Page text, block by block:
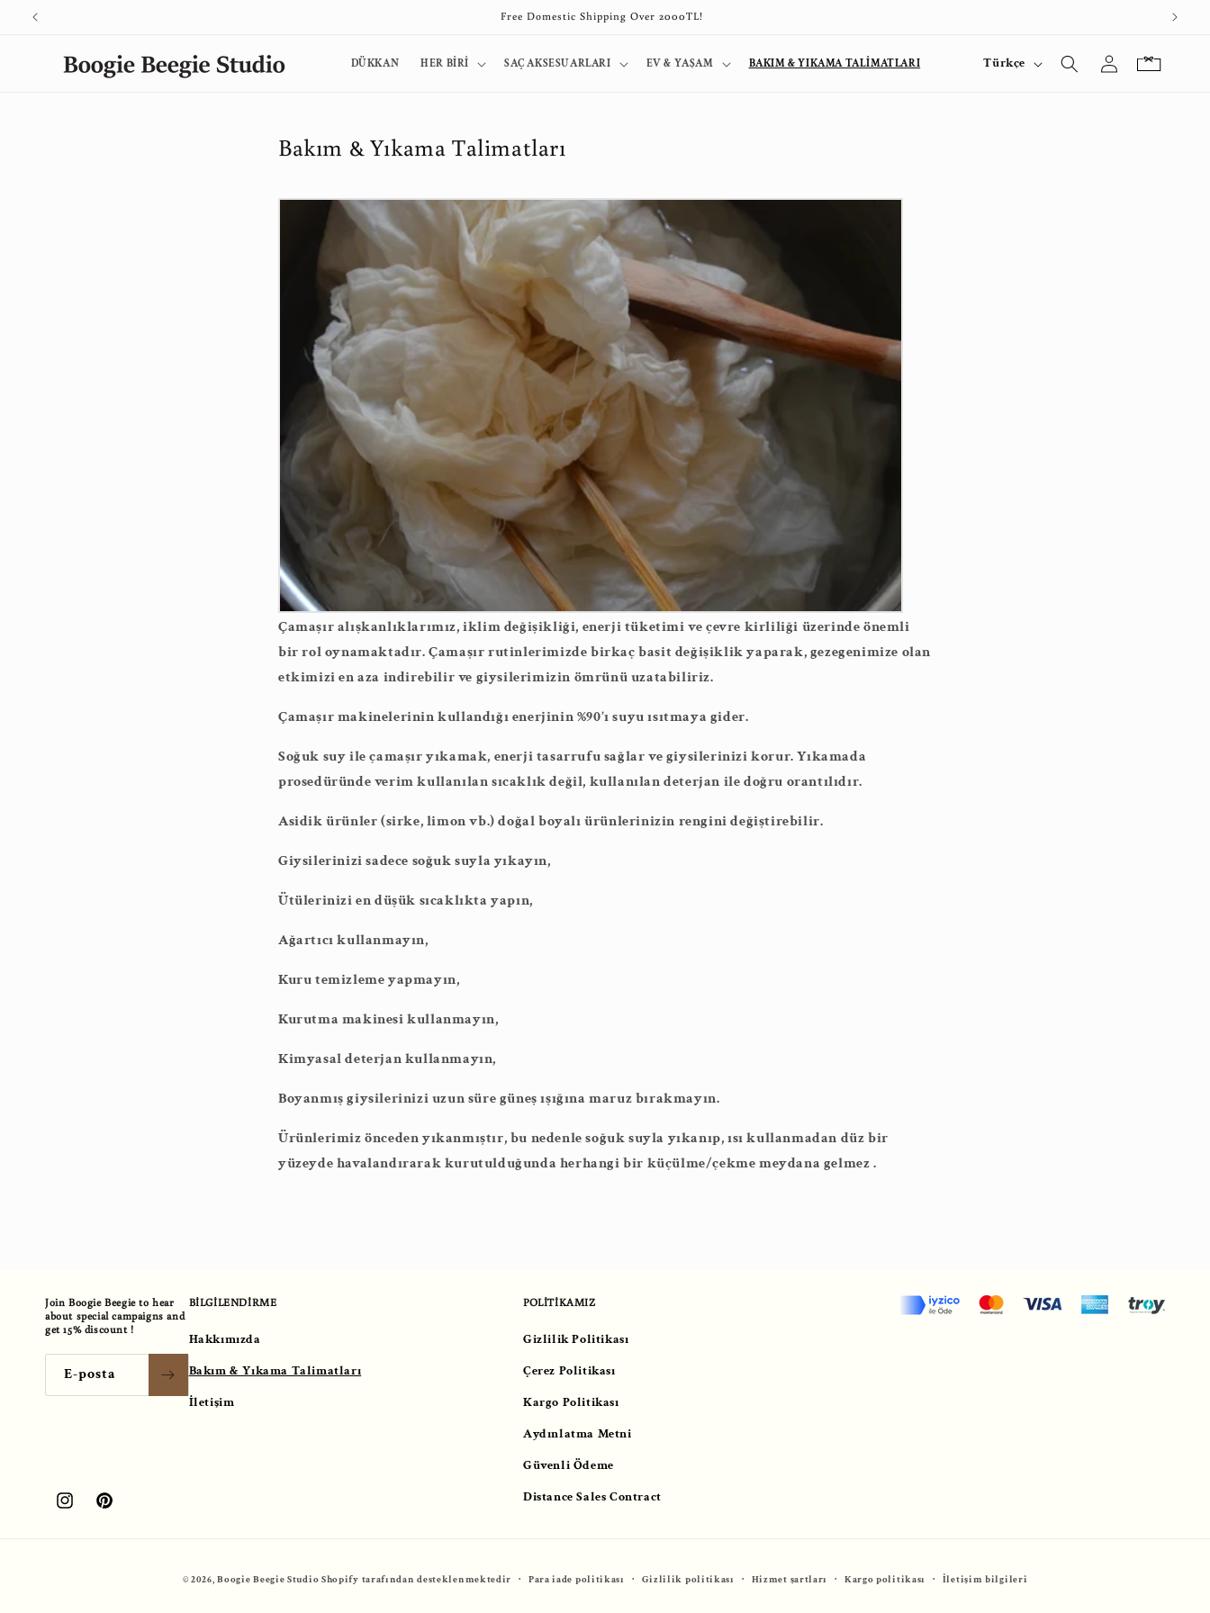
İçeriğe
atla
Free Domestic Shipping Over 2000TL!
DÜKKAN HER BİRİ SAÇ AKSESUARLARI EV & YAŞAM BAKIM & YIKAMA TALİMATLARI Türkçe Sepet
Bakım & Yıkama Talimatları
Çamaşır alışkanlıklarımız, iklim değişikliği, enerji tüketimi ve çevre kirliliği üzerinde önemli
bir rol oynamaktadır. Çamaşır rutinlerimizde birkaç basit değişiklik yaparak, gezegenimize olan
etkimizi en aza indirebilir ve giysilerimizin ömrünü uzatabiliriz.
Çamaşır makinelerinin kullandığı enerjinin %90’ı suyu ısıtmaya gider.
Soğuk suy ile çamaşır yıkamak, enerji tasarrufu sağlar ve giysilerinizi korur. Yıkamada
prosedüründe verim kullanılan sıcaklık değil, kullanılan deterjan ile doğru orantılıdır.
Asidik ürünler (sirke, limon vb.) doğal boyalı ürünlerinizin rengini değiştirebilir.
Giysilerinizi sadece soğuk suyla yıkayın,
Ütülerinizi en düşük sıcaklıkta yapın,
Ağartıcı kullanmayın,
Kuru temizleme yapmayın,
Kurutma makinesi kullanmayın,
Kimyasal deterjan kullanmayın,
Boyanmış giysilerinizi uzun süre güneş ışığına maruz bırakmayın.
Ürünlerimiz önceden yıkanmıştır, bu nedenle soğuk suyla yıkanıp, ısı kullanmadan düz bir
yüzeyde havalandırarak kurutulduğunda herhangi bir küçülme/çekme meydana gelmez .
BİLGİLENDİRME
Hakkımızda
Bakım & Yıkama Talimatları
İletişim
POLİTİKAMIZ
Gizlilik Politikası
Çerez Politikası
Kargo Politikası
Aydınlatma Metni
Güvenli Ödeme
Distance Sales Contract
Join Boogie Beegie to hear
about special campaigns and
get 15% discount !
E-posta
InstagramPinterest
© 2026,Boogie Beegie Studio Shopify tarafından desteklenmektedir Para iade politikası Gizlilik politikası Hizmet şartları Kargo politikası İletişim bilgileri